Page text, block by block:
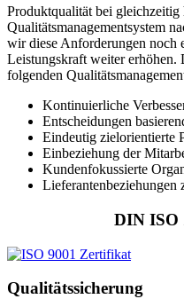
Produktqualität bei
Qualitätsmanagementsystem
wir diese Anforderungen noch
Leistungskraft weiter erhöhen.
folgenden
Kontinuierliche
Entscheidungen
Eindeutig zielorientierte
Einbeziehung der
Kundenfokussierte
Lieferantenbeziehungen
DIN ISO
Qualitätssicherung